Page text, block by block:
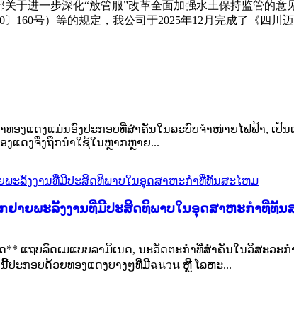
于进一步深化“放管服”改革全面加强水土保持监管的
160号）等的规定，我公司于2025年12月完成了《四川
ອງແດງແມ່ນອົງປະກອບທີ່ສຳຄັນໃນລະບົບຈຳໜ່າຍໄຟຟ້າ, ເປັ
ງແດງຈຶ່ງຖືກນຳໃຊ້ໃນຫຼາກຫຼາຍ...
ຢາຍພະລັງງານທີ່ມີປະສິດທິພາບໃນອຸດສາຫະກໍາທີ່ທັນ
ແຖບລົດເມແບບລາມິເນດ, ນະວັດຕະກໍາທີ່ສໍາຄັນໃນວິສະວະ
ປະກອບດ້ວຍທອງແດງບາງໆທີ່ມີฉนวน ຫຼື ໂລຫະ...